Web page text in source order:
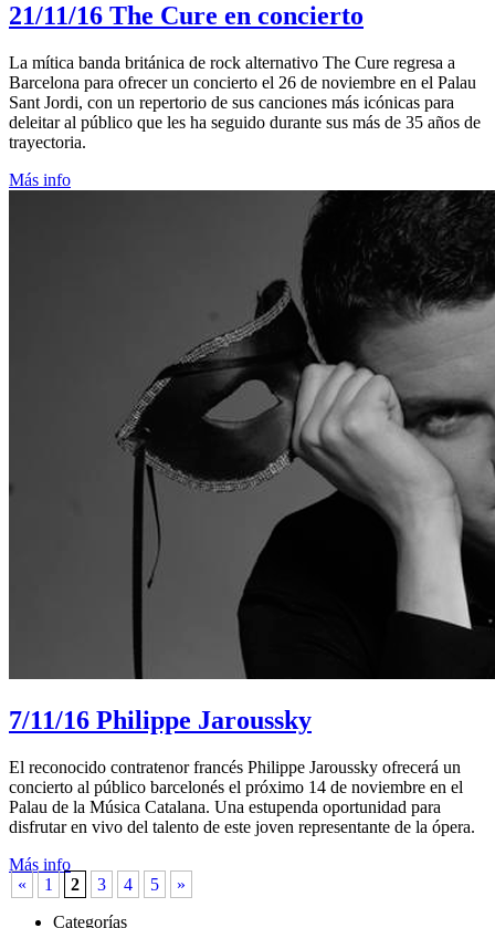
21/11/16 The Cure en concierto
La mítica banda británica de rock alternativo The Cure regresa a
Barcelona para ofrecer un concierto el 26 de noviembre en el Palau
Sant Jordi, con un repertorio de sus canciones más icónicas para
deleitar al público que les ha seguido durante sus más de 35 años de
trayectoria.
Más info
7/11/16 Philippe Jaroussky
El reconocido contratenor francés Philippe Jaroussky ofrecerá un
concierto al público barcelonés el próximo 14 de noviembre en el
Palau de la Música Catalana. Una estupenda oportunidad para
disfrutar en vivo del talento de este joven representante de la ópera.
Más info
«
1 2 3 4 5
»
Categorías